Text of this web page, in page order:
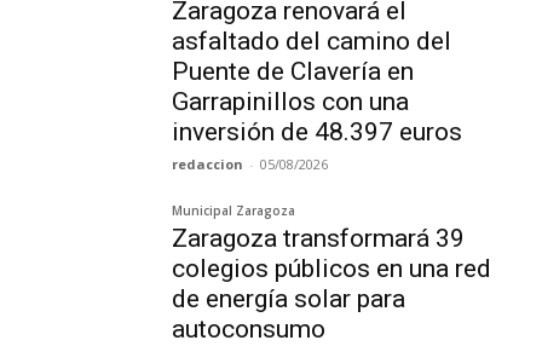
Zaragoza renovará el
asfaltado del camino del
Puente de Clavería en
Garrapinillos con una
inversión de 48.397 euros
redaccion - 05/08/2026
Municipal Zaragoza
Zaragoza transformará 39
colegios públicos en una red
de energía solar para
autoconsumo